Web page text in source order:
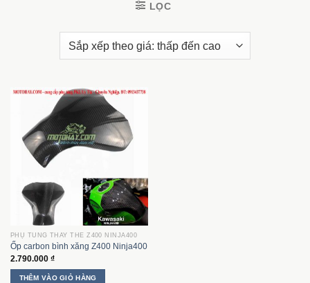
LỌC
PHỤ TÙNG THAY THẾ Z400 NINJA400
Ốp carbon bình xăng Z400 Ninja400
2.790.000 ₫
THÊM VÀO GIỎ HÀNG